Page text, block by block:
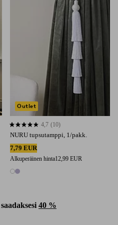
40 %
NURU tupsutamppi, 1/pakk.
7,79 EUR
Alkuperäinen hinta12,99 EUR
2 värejä
4,7 perustuen 10 arvosanaan
4,7 (10)
Outlet